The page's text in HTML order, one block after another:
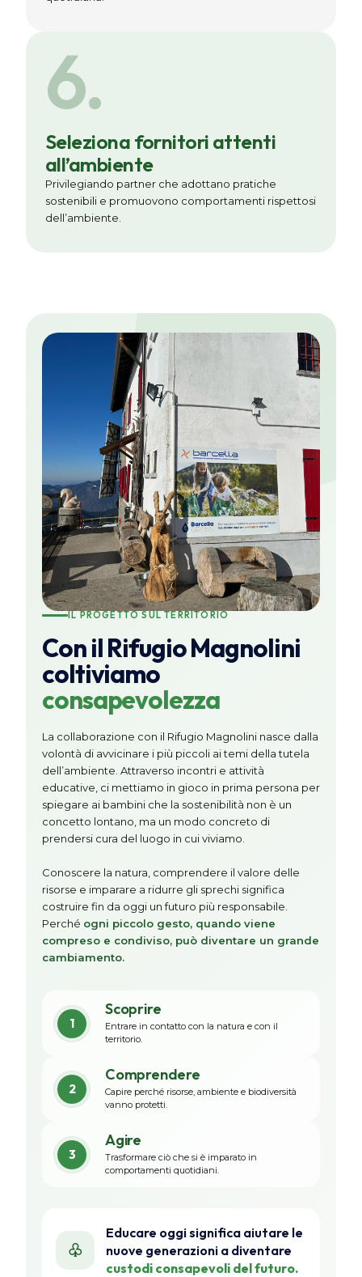
6.
Seleziona fornitori attenti
all’ambiente
Privilegiando partner che adottano pratiche
sostenibili e promuovono comportamenti rispettosi
dell’ambiente.
IL PROGETTO SUL TERRITORIO
Con il Rifugio Magnolini
coltiviamo
consapevolezza
La collaborazione con il Rifugio Magnolini nasce dalla
volontà di avvicinare i più piccoli ai temi della tutela
dell’ambiente. Attraverso incontri e attività
educative, ci mettiamo in gioco in prima persona per
spiegare ai bambini che la sostenibilità non è un
concetto lontano, ma un modo concreto di
prendersi cura del luogo in cui viviamo.
Conoscere la natura, comprendere il valore delle
risorse e imparare a ridurre gli sprechi significa
costruire fin da oggi un futuro più responsabile.
Perché ogni piccolo gesto, quando viene
compreso e condiviso, può diventare un grande
cambiamento.
1
Scoprire
Entrare in contatto con la natura e con il
territorio.
2
Comprendere
Capire perché risorse, ambiente e biodiversità
vanno protetti.
3
Agire
Trasformare ciò che si è imparato in
comportamenti quotidiani.
♧
Educare oggi significa aiutare le
nuove generazioni a diventare
custodi consapevoli del futuro.